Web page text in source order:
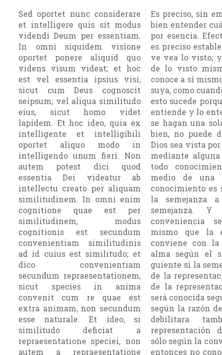
Sed oportet nunc considerare
et intelligere quis sit modus
videndi Deum per essentiam.
In omni siquidem visione
oportet ponere aliquid quo
videns visum videat; et hoc
est vel essentia ipsius visi,
sicut cum Deus cognoscit
seipsum; vel aliqua similitudo
eius, sicut homo videt
lapidem. Et hoc ideo, quia ex
intelligente et intelligibili
oportet aliquo modo in
intelligendo unum fieri. Non
autem potest dici quod
essentia Dei videatur ab
intellectu creato per aliquam
similitudinem. In omni enim
cognitione quae est per
similitudinem, modus
cognitionis est secundum
convenientiam similitudinis
ad id cuius est similitudo; et
dico convenientiam
secundum repraesentationem,
sicut species in anima
convenit cum re quae est
extra animam, non secundum
esse naturale. Et ideo, si
similitudo deficiat a
repraesentatione speciei, non
autem a repraesentatione
Es preciso, sin
bien entender
por esencia.
es preciso
ve vea lo visto;
de lo visto
conoce a sí
suya, como
esto sucede
entiende y lo
se hagan una
bien, no puede
Dios sea vista
mediante
todo
medio de una
conocimiento es
la semejanza
semejanza.
conveniencia
mismo que la
conviene con
alma según el
guiente si la
de la
de la
será conocida
según la razón
debilitara
representación
sólo según la
entonces no